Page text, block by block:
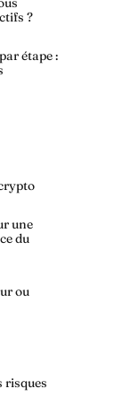
?
étape :
une
du
ou
risques